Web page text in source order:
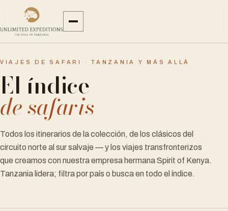
VIAJES DE SAFARI · TANZANIA Y MÁS ALLÁ
El índice
de safaris
Todos los itinerarios de la colección, de los clásicos del
circuito norte al sur salvaje — y los viajes transfronterizos
que creamos con nuestra empresa hermana Spirit of Kenya.
Tanzania lidera; filtra por país o busca en todo el índice.